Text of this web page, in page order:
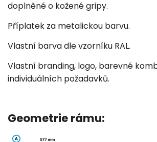
doplněné o kožené gripy.
Příplatek za metalickou barvu.
Vlastní barva dle vzorníku RAL.
Vlastní branding, logo, barevné
individuálních požadavků.
Geometrie rámu: